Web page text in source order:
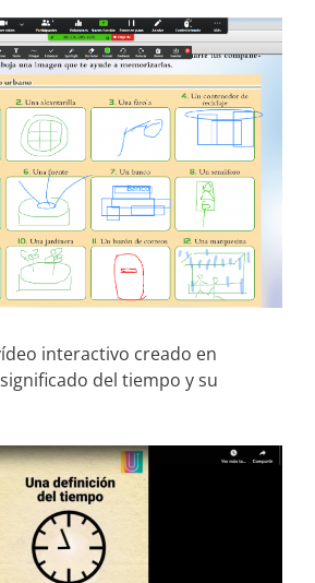
interactivo creado en
del tiempo y su